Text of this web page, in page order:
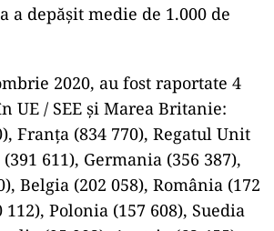
a depăşit medie de 1.000 de
2020, au fost raportate 4
UE / SEE şi Marea Britanie:
Franţa (834 770), Regatul Unit
611), Germania (356 387),
Belgia (202 058), România (172
112), Polonia (157 608), Suedia